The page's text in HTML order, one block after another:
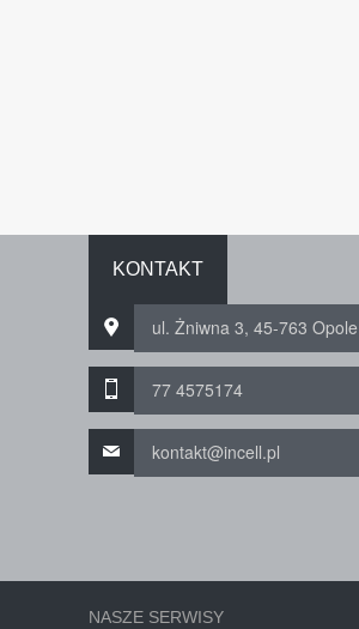
KONTAKT
ul. Żniwna 3, 45-763 Opole
77 4575174
kontakt@incell.pl
NASZE SERWISY